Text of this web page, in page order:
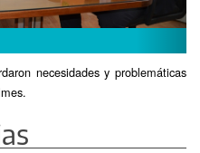
necesidades y problemáticas